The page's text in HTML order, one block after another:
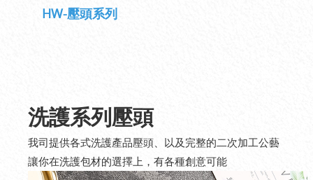
HW-壓頭系列
洗護系列壓頭
我司提供各式洗護產品壓頭、以及完整的二次加工公藝
讓你在洗護包材的選擇上，有各種創意可能